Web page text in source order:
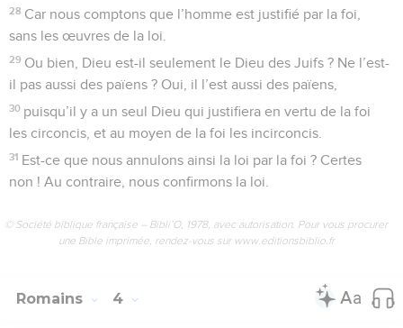
28 Car nous comptons que l’homme est justifié par la foi,
sans les œuvres de la loi.
29 Ou bien, Dieu est-il seulement le Dieu des Juifs ? Ne l’est-
il pas aussi des païens ? Oui, il l’est aussi des païens,
30 puisqu’il y a un seul Dieu qui justifiera en vertu de la foi
les circoncis, et au moyen de la foi les incirconcis.
31 Est-ce que nous annulons ainsi la loi par la foi ? Certes
non ! Au contraire, nous confirmons la loi.
© Société biblique française – Bibli’O, 1978, avec autorisation. Pour vous procurer
une Bible imprimée, rendez-vous sur www.editionsbiblio.fr
Romains 4